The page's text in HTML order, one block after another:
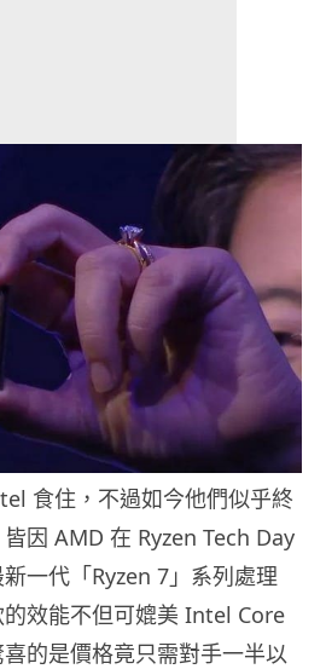
食住，不過如今他們似乎終
因 AMD 在 Ryzen Tech Day
一代「Ryzen 7」系列處理
效能不但可媲美 Intel Core
的是價格竟只需對手一半以